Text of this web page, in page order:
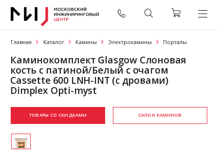
Главная Каталог Камины Электрокамины Порталы
Каминокомплект Glasgow Слоновая
кость с патиной/Белый с очагом
Cassette 600 LNH-INT (с дровами)
Dimplex Opti-myst
ТОВАРЫ СО СКИДКАМИ САЛОН КАМИНОВ